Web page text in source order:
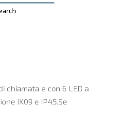
chiamata e con 6 LED a
IK09 e IP45.Se